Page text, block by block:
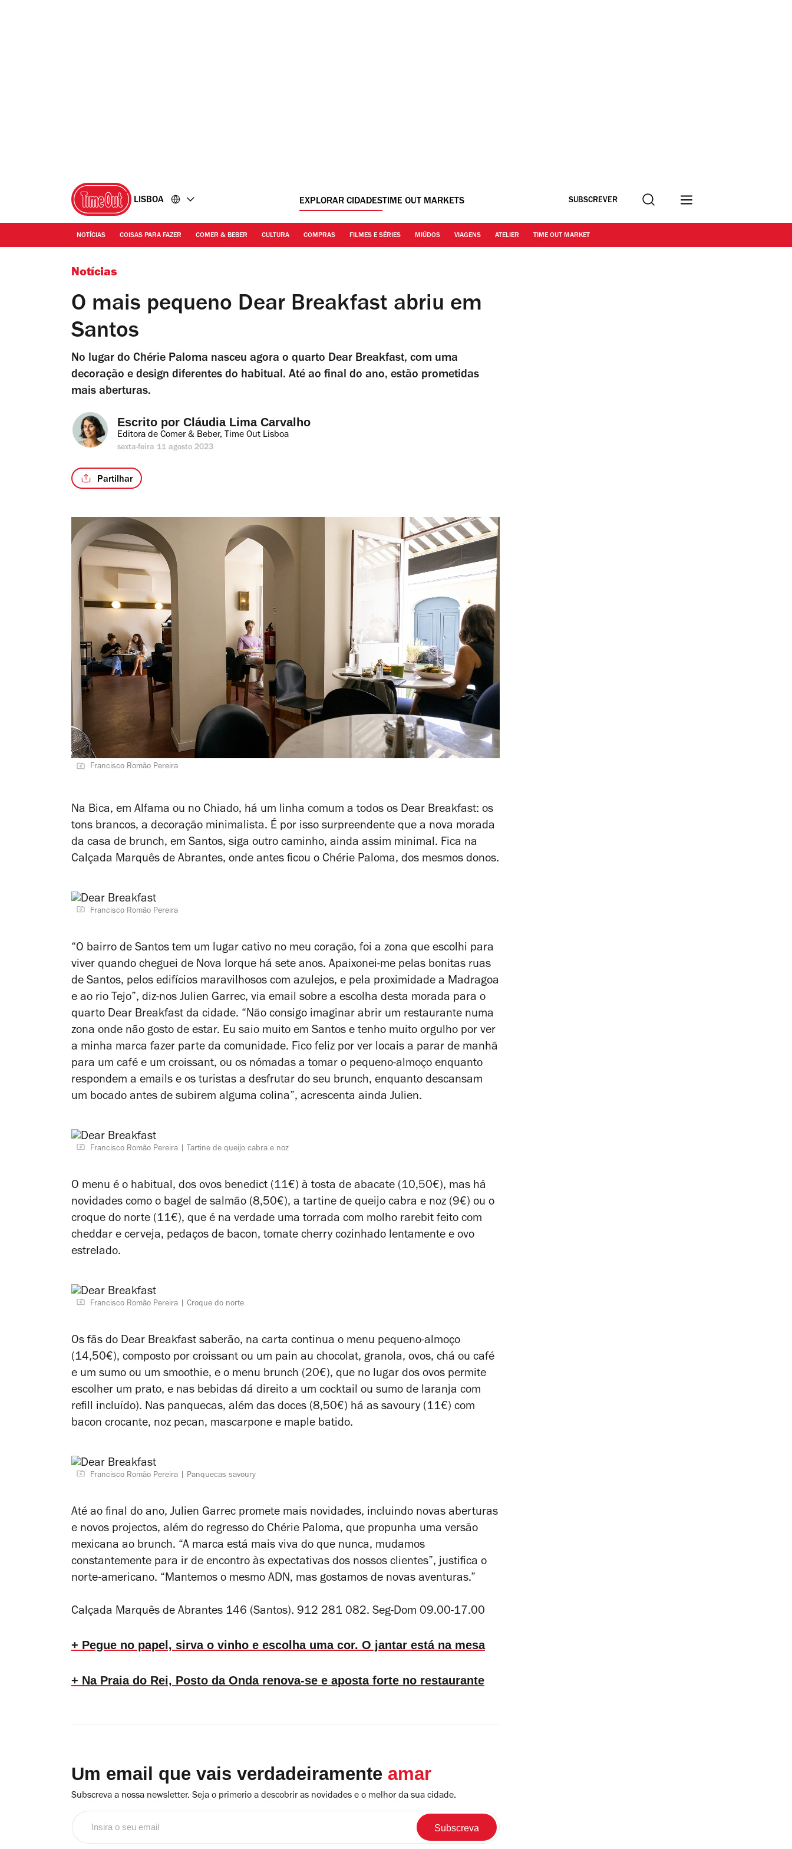
LISBOA EXPLORAR CIDADESTIME OUT MARKETS SUBSCREVER Procurar
NOTÍCIAS COISAS PARA FAZER COMER & BEBER CULTURA COMPRAS FILMES E SÉRIES MIÚDOS VIAGENS ATELIER TIME OUT MARKET
Notícias
O mais pequeno Dear Breakfast abriu em
Santos
No lugar do Chérie Paloma nasceu agora o quarto Dear Breakfast, com uma
decoração e design diferentes do habitual. Até ao final do ano, estão prometidas
mais aberturas.
Escrito por Cláudia Lima Carvalho
Editora de Comer & Beber, Time Out Lisboa
sexta-feira 11 agosto 2023
Partilhar
Francisco Romão Pereira
Na Bica, em Alfama ou no Chiado, há um linha comum a todos os Dear Breakfast: os
tons brancos, a decoração minimalista. É por isso surpreendente que a nova morada
da casa de brunch, em Santos, siga outro caminho, ainda assim minimal. Fica na
Calçada Marquês de Abrantes, onde antes ficou o Chérie Paloma, dos mesmos donos.
Francisco Romão Pereira
“O bairro de Santos tem um lugar cativo no meu coração, foi a zona que escolhi para
viver quando cheguei de Nova Iorque há sete anos. Apaixonei-me pelas bonitas ruas
de Santos, pelos edifícios maravilhosos com azulejos, e pela proximidade a Madragoa
e ao rio Tejo”, diz-nos Julien Garrec, via email sobre a escolha desta morada para o
quarto Dear Breakfast da cidade. “Não consigo imaginar abrir um restaurante numa
zona onde não gosto de estar. Eu saio muito em Santos e tenho muito orgulho por ver
a minha marca fazer parte da comunidade. Fico feliz por ver locais a parar de manhã
para um café e um croissant, ou os nómadas a tomar o pequeno-almoço enquanto
respondem a emails e os turistas a desfrutar do seu brunch, enquanto descansam
um bocado antes de subirem alguma colina”, acrescenta ainda Julien.
Francisco Romão Pereira Tartine de queijo cabra e noz
O menu é o habitual, dos ovos benedict (11€) à tosta de abacate (10,50€), mas há
novidades como o bagel de salmão (8,50€), a tartine de queijo cabra e noz (9€) ou o
croque do norte (11€), que é na verdade uma torrada com molho rarebit feito com
cheddar e cerveja, pedaços de bacon, tomate cherry cozinhado lentamente e ovo
estrelado.
Francisco Romão Pereira Croque do norte
Os fãs do Dear Breakfast saberão, na carta continua o menu pequeno-almoço
(14,50€), composto por croissant ou um pain au chocolat, granola, ovos, chá ou café
e um sumo ou um smoothie, e o menu brunch (20€), que no lugar dos ovos permite
escolher um prato, e nas bebidas dá direito a um cocktail ou sumo de laranja com
refill incluído). Nas panquecas, além das doces (8,50€) há as savoury (11€) com
bacon crocante, noz pecan, mascarpone e maple batido.
Francisco Romão Pereira Panquecas savoury
Até ao final do ano, Julien Garrec promete mais novidades, incluindo novas aberturas
e novos projectos, além do regresso do Chérie Paloma, que propunha uma versão
mexicana ao brunch. “A marca está mais viva do que nunca, mudamos
constantemente para ir de encontro às expectativas dos nossos clientes”, justifica o
norte-americano. “Mantemos o mesmo ADN, mas gostamos de novas aventuras.”
Calçada Marquês de Abrantes 146 (Santos). 912 281 082. Seg-Dom 09.00-17.00
+ Pegue no papel, sirva o vinho e escolha uma cor. O jantar está na mesa
+ Na Praia do Rei, Posto da Onda renova-se e aposta forte no restaurante
Um email que vais verdadeiramente amar
Subscreva a nossa newsletter. Seja o primerio a descobrir as novidades e o melhor da sua cidade.